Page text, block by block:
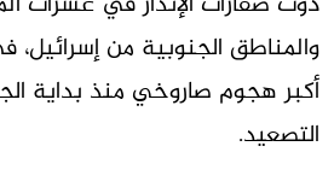
والمناطق الجنوبية من
أكبر هجوم صاروخي منذ بداية
التصعيد.